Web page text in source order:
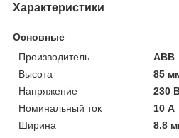
Характеристики
Основные
Производитель
ABB
Высота
85
Напряжение
230
Номинальный ток
10 А
Ширина
8.8